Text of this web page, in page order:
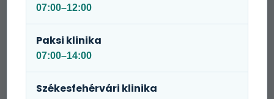
Patikáink jól megközelíthetőek autóval,
tömegközlekedéssel vagy akár gyalogosan egyaránt.
07:00–12:00
Paksi klinika
07:00–14:00
Székesfehérvári klinika